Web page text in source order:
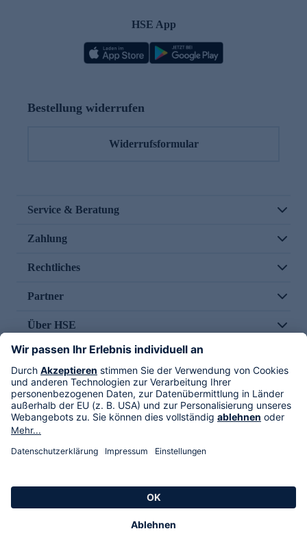
HSE App
Bestellung widerrufen
Widerrufsformular
Service & Beratung
Zahlung
Rechtliches
Partner
Über HSE
Im TV
HSE International